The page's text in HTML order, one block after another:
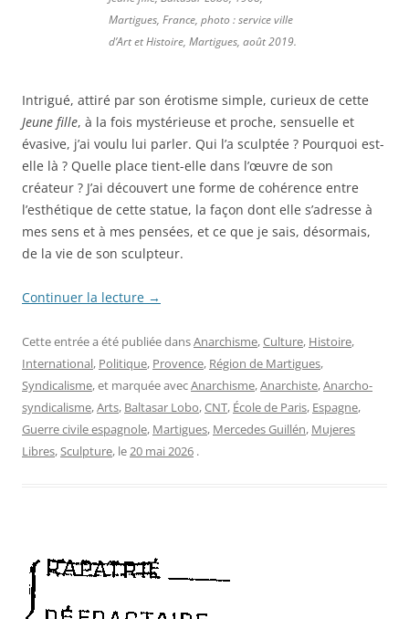
Martigues, France, photo : service ville
d’Art et Histoire, Martigues, août 2019.
Intrigué, attiré par son érotisme simple, curieux de cette
Jeune fille, à la fois mystérieuse et proche, sensuelle et
évasive, j’ai voulu lui parler. Qui l’a sculptée ? Pourquoi est-
elle là ? Quelle place tient-elle dans l’œuvre de son
créateur ? J’ai découvert une forme de cohérence entre
l’esthétique de cette statue, la façon dont elle s’adresse à
mes sens et à mes pensées, et ce que je sais, désormais,
de la vie de son sculpteur.
Continuer la lecture →
Cette entrée a été publiée dansAnarchisme,Culture, Histoire,
International, Politique, Provence, Région de Martigues,
Syndicalisme, et marquée avecAnarchisme,Anarchiste,Anarcho-
syndicalisme,Arts, Baltasar Lobo,CNT, École de Paris, Espagne,
Guerre civile espagnole, Martigues, Mercedes Guillén, Mujeres
Libres,Sculpture, le20 mai 2026 .